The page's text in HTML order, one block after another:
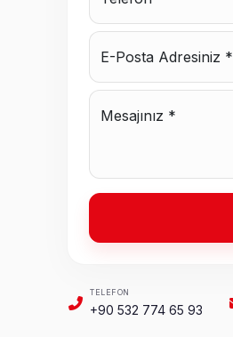
E-Posta Adresiniz *
Mesajınız *
TELEFON
+90 532 774 65 93